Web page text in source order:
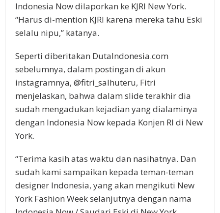
Indonesia Now dilaporkan ke KJRI New York.
“Harus di-mention KJRI karena mereka tahu Eski
selalu nipu,” katanya.
Seperti diberitakan DutaIndonesia.com
sebelumnya, dalam postingan di akun
instagramnya, @fitri_salhuteru, Fitri
menjelaskan, bahwa dalam slide terakhir dia
sudah mengadukan kejadian yang dialaminya
dengan Indonesia Now kepada Konjen RI di New
York.
“Terima kasih atas waktu dan nasihatnya. Dan
sudah kami sampaikan kepada teman-teman
designer Indonesia, yang akan mengikuti New
York Fashion Week selanjutnya dengan nama